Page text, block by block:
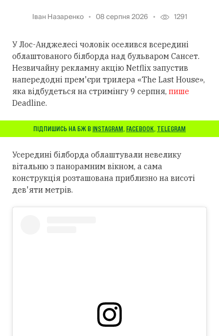
Іван Назаренко 08 серпня 2026 1291
У Лос-Анджелесі чоловік оселився всередині
облаштованого білборда над бульваром Сансет.
Незвичайну рекламну акцію Netflix запустив
напередодні прем'єри трилера «The Last House»,
яка відбудеться на стримінгу 9 серпня, пише
Deadline.
ПІДПИШИСЬ НА БЖ В INSTAGRAM, FACEBOOK, TELEGRAM
Усередині білборда облаштували невелику
вітальню з панорамним вікном, а сама
конструкція розташована приблизно на висоті
дев'яти метрів.